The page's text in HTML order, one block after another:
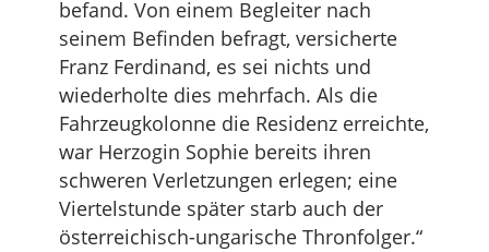
befand. Von einem Begleiter nach
seinem Befinden befragt, versicherte
Franz Ferdinand, es sei nichts und
wiederholte dies mehrfach. Als die
Fahrzeugkolonne die Residenz erreichte,
war Herzogin Sophie bereits ihren
schweren Verletzungen erlegen; eine
Viertelstunde später starb auch der
österreichisch-ungarische Thronfolger.“